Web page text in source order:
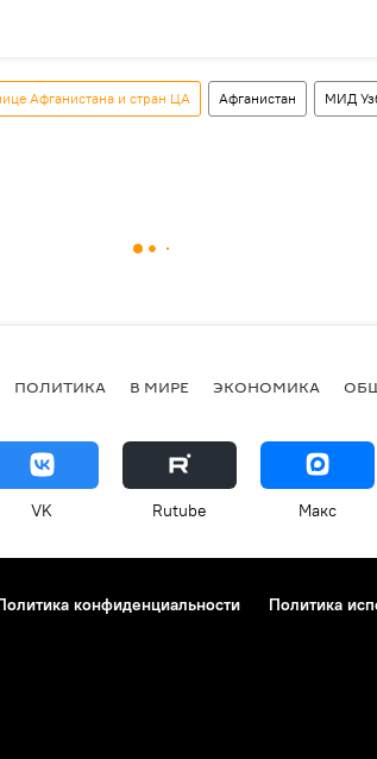
Афганистана и стран ЦА Афганистан МИД
ПОЛИТИКА В МИРЕ ЭКОНОМИКА
VK Rutube Макс
конфиденциальности Политика